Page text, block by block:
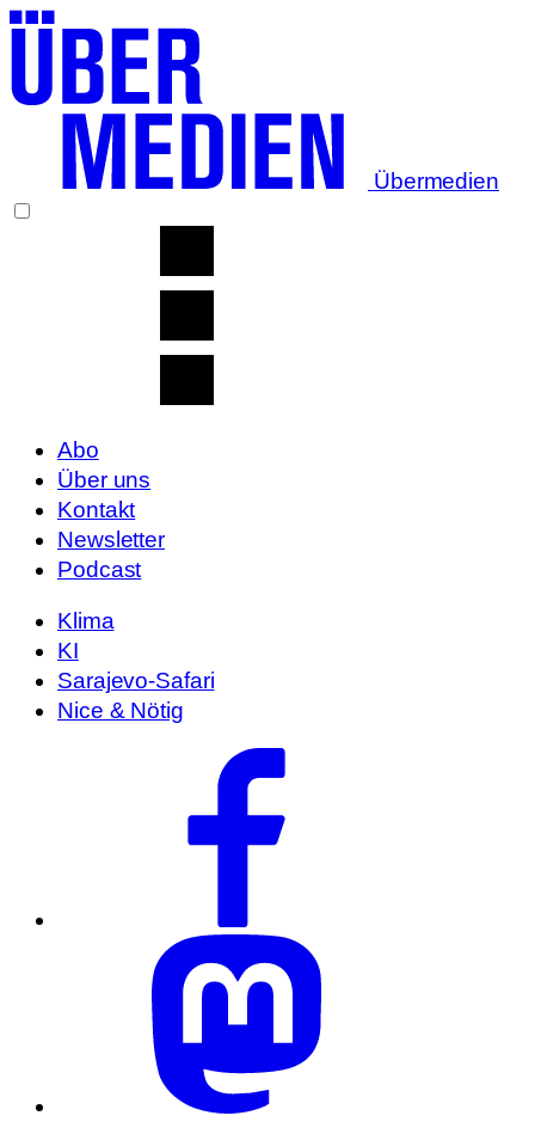
Übermedien
Abo
Über uns
Kontakt
Newsletter
Podcast
Klima
KI
Sarajevo-Safari
Nice & Nötig